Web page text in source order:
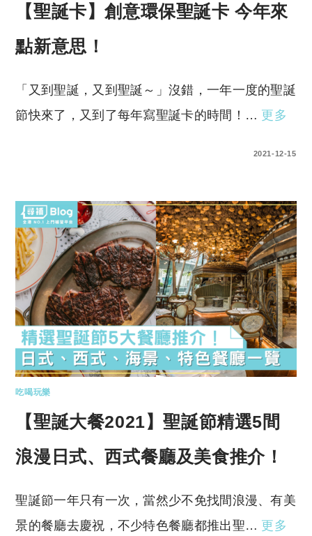
【聖誕卡】創意環保聖誕卡 今年來
點新意思！
「又到聖誕，又到聖誕～」沒錯，一年一度的聖誕
節快來了，又到了每年寫聖誕卡的時間！… 更多
2021-12-15
吃喝玩樂
【聖誕大餐2021】聖誕節精選5間
浪漫日式、西式餐廳及美食推介！
聖誕節一年只有一次，當然少不免找間浪漫、有美
景的餐廳去慶祝，不少特色餐廳都推出聖… 更多